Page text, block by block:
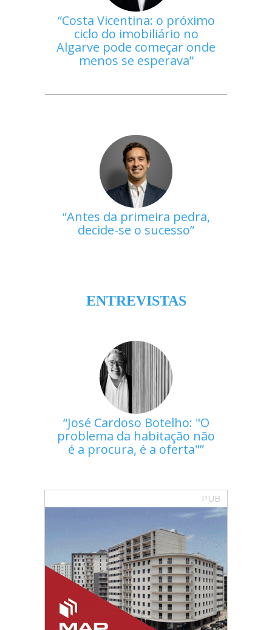
Costa Vicentina: o próximo
ciclo do imobiliário no
Algarve pode começar onde
menos se esperava
Antes da primeira pedra,
decide-se o sucesso
ENTREVISTAS
José Cardoso Botelho: "O
problema da habitação não
é a procura, é a oferta"
PUB